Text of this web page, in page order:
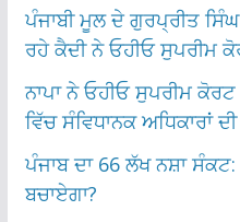
ਪੰਜਾਬੀ ਮੂਲ ਦੇ ਗੁਰਪ੍ਰੀਤ
ਰਹੇ ਕੈਦੀ ਨੇ ਓਹੀਓ ਸੁਪਰੀਮ
ਨਾਪਾ ਨੇ ਓਹੀਓ ਸੁਪਰੀਮ
ਵਿੱਚ ਸੰਵਿਧਾਨਕ ਅਧਿਕਾਰਾਂ
ਪੰਜਾਬ ਦਾ 66 ਲੱਖ ਨਸ਼ਾ
ਬਚਾਏਗਾ?